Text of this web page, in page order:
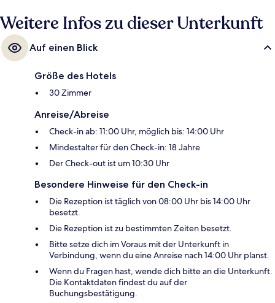
Weitere Infos zu dieser Unterkunft
Auf einen Blick
Größe des Hotels
30 Zimmer
Anreise/Abreise
Check-in ab: 11:00 Uhr, möglich bis: 14:00 Uhr
Mindestalter für den Check-in: 18 Jahre
Der Check-out ist um 10:30 Uhr
Besondere Hinweise für den Check-in
Die Rezeption ist täglich von 08:00 Uhr bis 14:00 Uhr
besetzt.
Die Rezeption ist zu bestimmten Zeiten besetzt.
Bitte setze dich im Voraus mit der Unterkunft in
Verbindung, wenn du eine Anreise nach 14:00 Uhr planst.
Wenn du Fragen hast, wende dich bitte an die Unterkunft.
Die Kontaktdaten findest du auf der
Buchungsbestätigung.